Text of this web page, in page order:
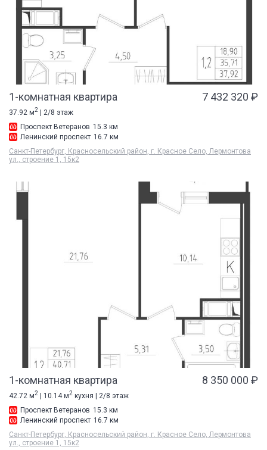
1-комнатная квартира 7 432 320 ₽
37.92 м2 | 2/8 этаж
Проспект Ветеранов 15.3 км
Ленинский проспект 16.7 км
Санкт-Петербург, Красносельский район, г. Красное Село, Лермонтова
ул., строение 1, 15к2
1-комнатная квартира 8 350 000 ₽
42.72 м2 | 10.14 м2 кухня | 2/8 этаж
Проспект Ветеранов 15.3 км
Ленинский проспект 16.7 км
Санкт-Петербург, Красносельский район, г. Красное Село, Лермонтова
ул., строение 1, 15к2